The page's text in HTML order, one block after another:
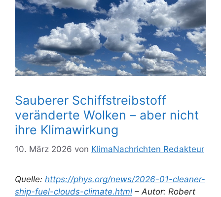
Sauberer Schiffstreibstoff
veränderte Wolken – aber nicht
ihre Klimawirkung
10. März 2026 von KlimaNachrichten Redakteur
Quelle: https://phys.org/news/2026-01-cleaner-
ship-fuel-clouds-climate.html – Autor: Robert